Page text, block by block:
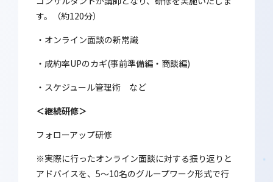
す。（約120分）
・オンライン面談の新常識
・成約率UPのカギ(事前準備編・商談編)
・スケジュール管理術 など
＜継続研修＞
フォローアップ研修
※実際に行ったオンライン面談に対する振り返りと
アドバイスを、5～10名のグループワーク形式で行